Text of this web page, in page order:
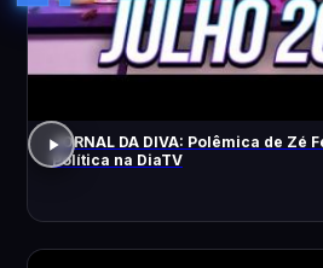
JORNAL DA DIVA: Polêmica de Zé
Política na DiaTV